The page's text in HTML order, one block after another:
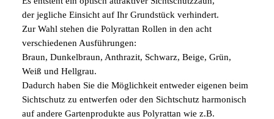
der jegliche Einsicht auf Ihr Grundstück verhindert.
Zur Wahl stehen die Polyrattan Rollen in den acht
verschiedenen Ausführungen:
Braun, Dunkelbraun, Anthrazit, Schwarz, Beige, Grün,
Weiß und Hellgrau.
Dadurch haben Sie die Möglichkeit entweder eigenen beim
Sichtschutz zu entwerfen oder den Sichtschutz harmonisch
auf andere Gartenprodukte aus Polyrattan wie z.B.